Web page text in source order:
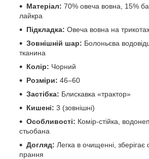
Матеріал: 70% овеча вовна, 15%
лайкра
Підкладка: Овеча вовна на
Зовнішній шар: Болоньєва
тканина
Колір: Чорний
Розміри: 46–60
Застібка: Блискавка «трактор»
Кишені: 3 (зовнішні)
Особливості: Комір-стійка,
стьобана
Догляд: Легка в очищенні,
прання